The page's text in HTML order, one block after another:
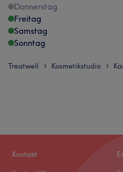
Donnerstag
Freitag
Samstag
Sonntag
Treatwell > Kosmetikstudio >
Kontakt